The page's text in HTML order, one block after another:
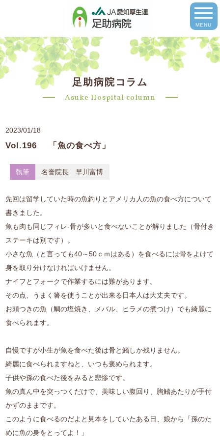
MENU
足助病院コラム
Asuke Hospital column
2023/01/18
Vol.196 「魚の食べ方」
執筆 名誉院長 早川富博
先回は留学していた時の魚釣りとアメリカ人の魚の食べ方について
書きました。
魚も肉も同じフィレ-骨が多いと食べないことが解りました（骨付き
ステーキは別です）。
小さな魚（と言っても40～50ｃｍはある）を食べるには骨をよけて
身を取り分けなければいけません。
ナイフとフォークで作業するには難があります。
その点、うまく箸を使うことが出来る日本人は大丈夫です。
お頭つきの魚（鯛の塩焼き、メバル、ヒラメの煮つけ）でも綺麗に
食べられます。
自慢ですが小生が魚を食べた後は骨と鰭しか残りません。
綺麗に食べられますねと、いつも褒められます。
子供や孫の食べた後をみると悲惨です。
魚の真ん中を突っつくだけで、美味しい腹回り、胸鰭あたりが手付
かずのままです。
このように食べるのだよと見本をしていたある日、娘から「孫のた
めに魚の身をとってよ！」